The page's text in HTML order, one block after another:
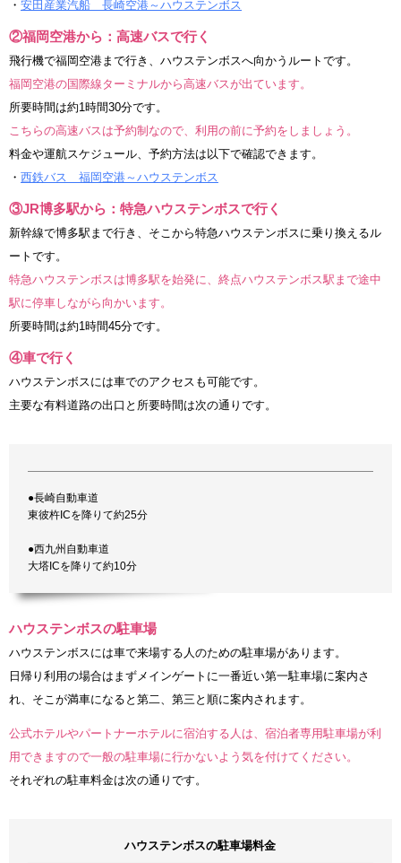
・ 安田産業汽船 長崎空港～ハウステンボス
②福岡空港から：高速バスで行く
飛行機で福岡空港まで行き、ハウステンボスへ向かうルートです。
福岡空港の国際線ターミナルから高速バスが出ています。
所要時間は約1時間30分です。
こちらの高速バスは予約制なので、利用の前に予約をしましょう。
料金や運航スケジュール、予約方法は以下で確認できます。
・ 西鉄バス 福岡空港～ハウステンボス
③JR博多駅から：特急ハウステンボスで行く
新幹線で博多駅まで行き、そこから特急ハウステンボスに乗り換えるル
ートです。
特急ハウステンボスは博多駅を始発に、終点ハウステンボス駅まで途中
駅に停車しながら向かいます。
所要時間は約1時間45分です。
④車で行く
ハウステンボスには車でのアクセスも可能です。
主要な有料道路の出口と所要時間は次の通りです。
●長崎自動車道
東彼杵ICを降りて約25分
●西九州自動車道
大塔ICを降りて約10分
ハウステンボスの駐車場
ハウステンボスには車で来場する人のための駐車場があります。
日帰り利用の場合はまずメインゲートに一番近い第一駐車場に案内さ
れ、そこが満車になると第二、第三と順に案内されます。
公式ホテルやパートナーホテルに宿泊する人は、宿泊者専用駐車場が利
用できますので一般の駐車場に行かないよう気を付けてください。
それぞれの駐車料金は次の通りです。
ハウステンボスの駐車場料金